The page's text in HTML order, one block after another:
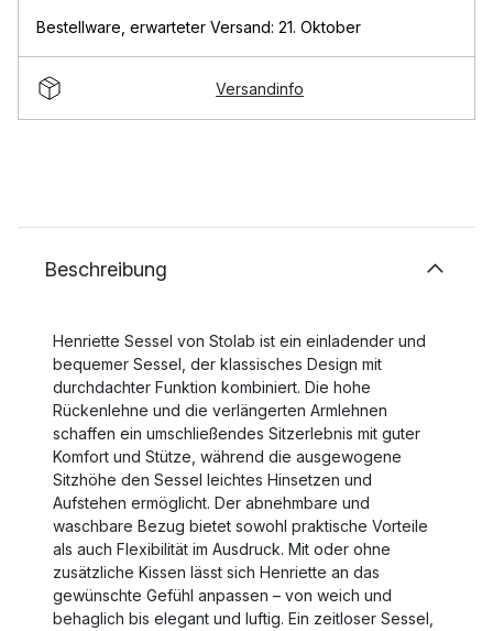
Bestellware erwarteter Versand: 21. Oktober
Versandinfo
Beschreibung
Henriette Sessel von Stolab ist ein einladender und
bequemer Sessel, der klassisches Design mit
durchdachter Funktion kombiniert. Die hohe
Rückenlehne und die verlängerten Armlehnen
schaffen ein umschließendes Sitzerlebnis mit guter
Komfort und Stütze, während die ausgewogene
Sitzhöhe den Sessel leichtes Hinsetzen und
Aufstehen ermöglicht. Der abnehmbare und
waschbare Bezug bietet sowohl praktische Vorteile
als auch Flexibilität im Ausdruck. Mit oder ohne
zusätzliche Kissen lässt sich Henriette an das
gewünschte Gefühl anpassen – von weich und
behaglich bis elegant und luftig. Ein zeitloser Sessel,